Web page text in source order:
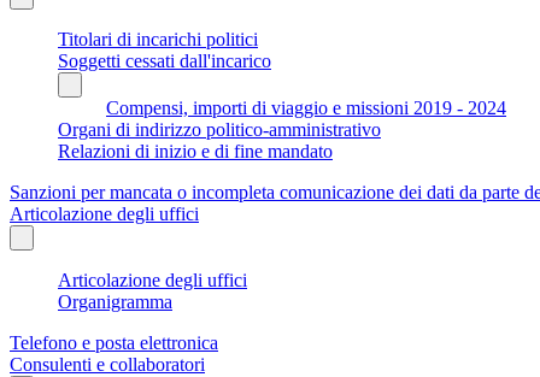
Titolari di incarichi politici
Soggetti cessati dall'incarico
Compensi, importi di viaggio e missioni 2019 - 2024
Organi di indirizzo politico-amministrativo
Relazioni di inizio e di fine mandato
Sanzioni per mancata o incompleta comunicazione dei dati da
Articolazione degli uffici
Articolazione degli uffici
Organigramma
Telefono e posta elettronica
Consulenti e collaboratori